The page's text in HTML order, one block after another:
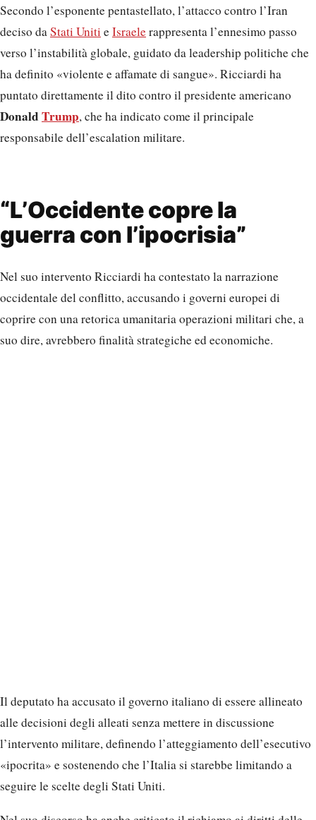
Secondo l’esponente pentastellato, l’attacco contro l’Iran
deciso daStati Uniti eIsraelerappresenta l’ennesimo passo
verso l’instabilità globale, guidato da leadership politiche che
ha definito «violente e affamate di sangue». Ricciardi ha
puntato direttamente il dito contro il presidente americano
Donald Trump, che ha indicato come il principale
responsabile dell’escalation militare.
“L’Occidente copre la
guerra con l’ipocrisia”
Nel suo intervento Ricciardi ha contestato la narrazione
occidentale del conflitto, accusando i governi europei di
coprire con una retorica umanitaria operazioni militari che, a
suo dire, avrebbero finalità strategiche ed economiche.
Il deputato ha accusato il governo italiano di essere allineato
alle decisioni degli alleati senza mettere in discussione
l’intervento militare, definendo l’atteggiamento dell’esecutivo
«ipocrita» e sostenendo che l’Italia si starebbe limitando a
seguire le scelte degli Stati Uniti.